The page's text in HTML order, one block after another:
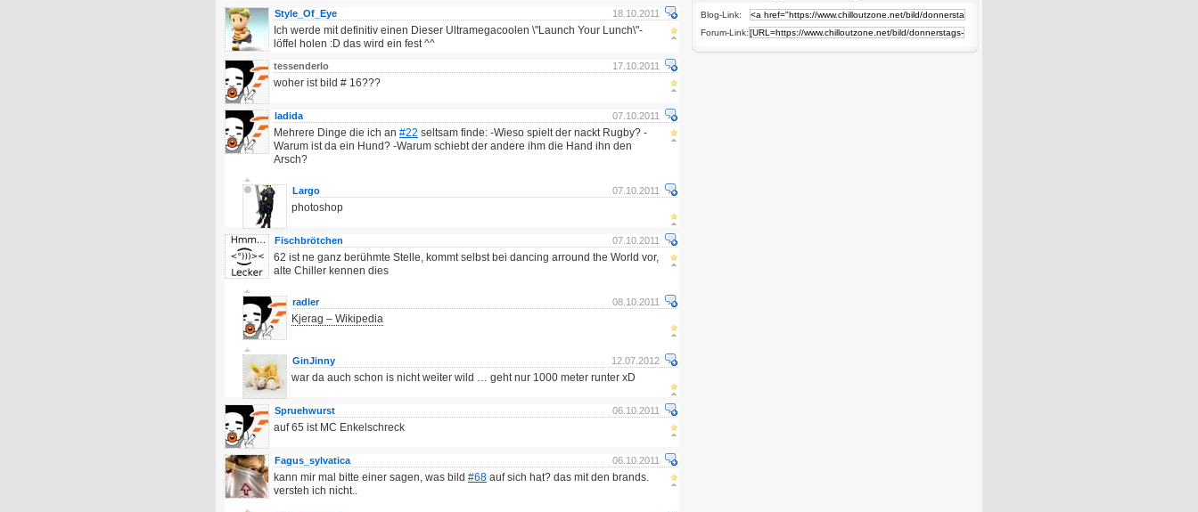
18.10.2011
Style_Of_Eye
Ich werde mit definitiv einen Dieser Ultramegacoolen \"Launch Your Lunch\"-
löffel holen :D das wird ein fest ^^
17.10.2011
tessenderlo
woher ist bild # 16???
07.10.2011
ladida
Mehrere Dinge die ich an #22 seltsam finde: -Wieso spielt der nackt Rugby? -
Warum ist da ein Hund? -Warum schiebt der andere ihm die Hand ihn den
Arsch?
07.10.2011
Largo
photoshop
07.10.2011
Fischbrötchen
62 ist ne ganz berühmte Stelle, kommt selbst bei dancing arround the World vor,
alte Chiller kennen dies
08.10.2011
radler
Kjerag – Wikipedia
12.07.2012
GinJinny
war da auch schon is nicht weiter wild … geht nur 1000 meter runter xD
06.10.2011
Spruehwurst
auf 65 ist MC Enkelschreck
06.10.2011
Fagus_sylvatica
kann mir mal bitte einer sagen, was bild #68 auf sich hat? das mit den brands.
versteh ich nicht..
Blog-Link:
Forum-Link: